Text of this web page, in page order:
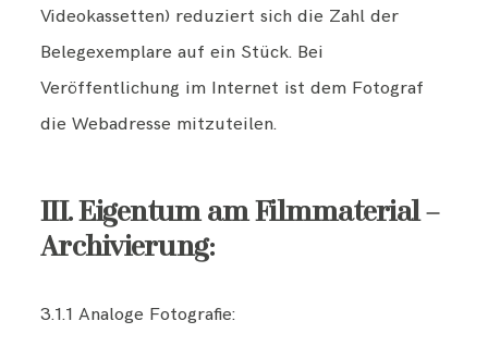
Videokassetten) reduziert sich die Zahl der
Belegexemplare auf ein Stück. Bei
Veröffentlichung im Internet ist dem Fotograf
die Webadresse mitzuteilen.
III. Eigentum am Filmmaterial –
Archivierung:
3.1.1 Analoge Fotografie: